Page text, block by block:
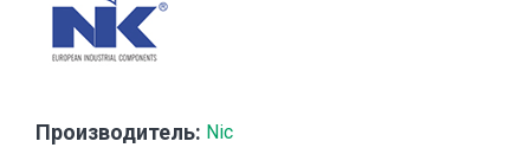
Производитель: Nic